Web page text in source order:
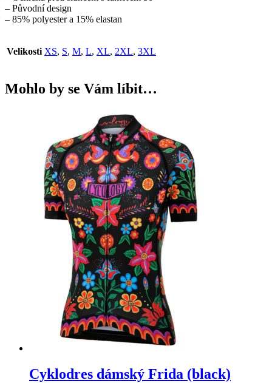
– Původní design
– 85% polyester a 15% elastan
Velikosti XS, S, M, L, XL, 2XL, 3XL
Mohlo by se Vám líbit…
Cyklodres dámský Frida (black)